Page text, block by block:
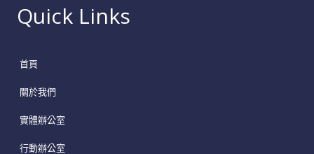
Quick Links
首頁
關於我們
實體辦公室
行動辦公室